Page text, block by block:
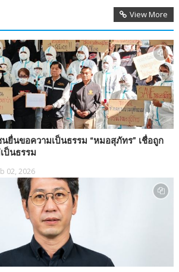
View More
ยื่นขอความเป็นธรรม “หมอสุภัทร” เชื่อถูก
ป็นธรรม
02, 2026